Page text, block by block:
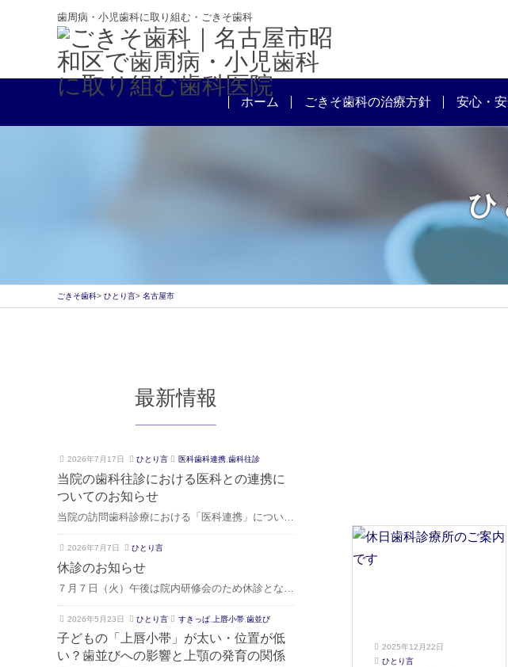
歯周病・小児歯科に取り組む・ごきそ歯科
ホーム ごきそ歯科の治療方針 安心・
ひ
ごきそ歯科 ひとり言 名古屋市
2025年12月22日
ひとり言
最新情報
2026年7月17日 ひとり言 医科歯科連携,歯科往診2
0
2
年
日
ご
き
そ
科
当院の歯科往診における医科との連携に
ついてのお知らせ
当院の訪問歯科診療における「医科連携」について
当院は、地域の病院や医科のクリニックと連携
し、全身的な病気の治療を受けながらでも、安全に
歯科治療や口腔ケアを受けていただける体制を整え
ております。 厚生労働省が定める**「医科連携訪問
加算…
2026年7月7日 ひとり言2
6
年
7
月
7
日
ご
歯
科
休診のお知らせ
７月７日（火）午後は院内研修会のため休診となり
ます。 ８日は通常通りの診療となります。 よろし
くお願いいたします。
2026年5月23日 ひとり言 すきっぱ, 上唇小帯, 歯並び2
0
6
ご
き
そ
歯
子どもの「上唇小帯」が太い・位置が低
い？歯並びへの影響と上顎の発育の関係